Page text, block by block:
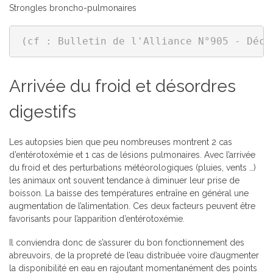
Strongles broncho-pulmonaires
(cf : Bulletin de l'Alliance N°905 -
Arrivée du froid et désordres
digestifs
Les autopsies bien que peu nombreuses montrent 2 cas
d’entérotoxémie et 1 cas de lésions pulmonaires. Avec l’arrivée
du froid et des perturbations météorologiques (pluies, vents …)
les animaux ont souvent tendance à diminuer leur prise de
boisson. La baisse des températures entraîne en général une
augmentation de l’alimentation. Ces deux facteurs peuvent être
favorisants pour l’apparition d’entérotoxémie.
Il conviendra donc de s’assurer du bon fonctionnement des
abreuvoirs, de la propreté de l’eau distribuée voire d’augmenter
la disponibilité en eau en rajoutant momentanément des points